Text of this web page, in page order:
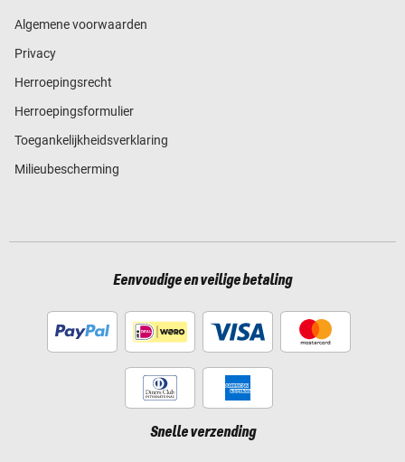
Algemene voorwaarden
Privacy
Herroepingsrecht
Herroepingsformulier
Toegankelijkheidsverklaring
Milieubescherming
Eenvoudige en veilige betaling
Snelle verzending